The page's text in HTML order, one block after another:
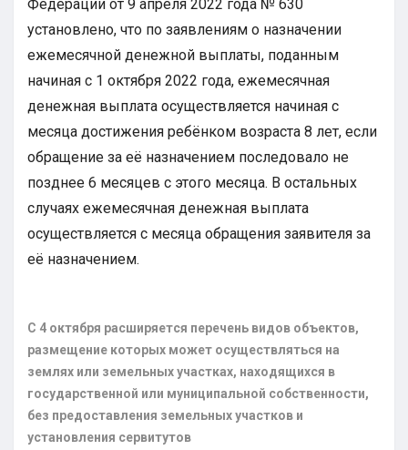
Федерации от 9 апреля 2022 года № 630
установлено, что по заявлениям о назначении
ежемесячной денежной выплаты, поданным
начиная с 1 октября 2022 года, ежемесячная
денежная выплата осуществляется начиная с
месяца достижения ребёнком возраста 8 лет, если
обращение за её назначением последовало не
позднее 6 месяцев с этого месяца. В остальных
случаях ежемесячная денежная выплата
осуществляется с месяца обращения заявителя за
её назначением.
С 4 октября расширяется перечень видов объектов,
размещение которых может осуществляться на
землях или земельных участках, находящихся в
государственной или муниципальной собственности,
без предоставления земельных участков и
установления сервитутов